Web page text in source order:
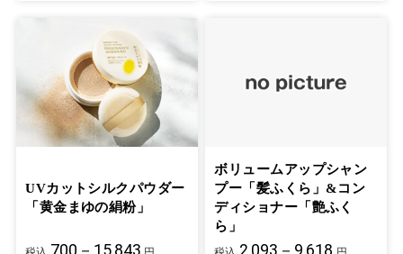
UVカットシルクパウダー
「黄金まゆの絹粉」
700－15,843
ボリュームアップシャン
プー「髪ふくら」&コン
ディショナー「艶ふく
ら」
2,093－9,618